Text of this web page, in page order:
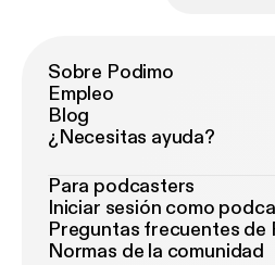
Sobre Podimo
Empleo
Blog
¿Necesitas ayuda?
Para podcasters
Iniciar sesión como
Preguntas frecuentes de
Normas de la comunidad